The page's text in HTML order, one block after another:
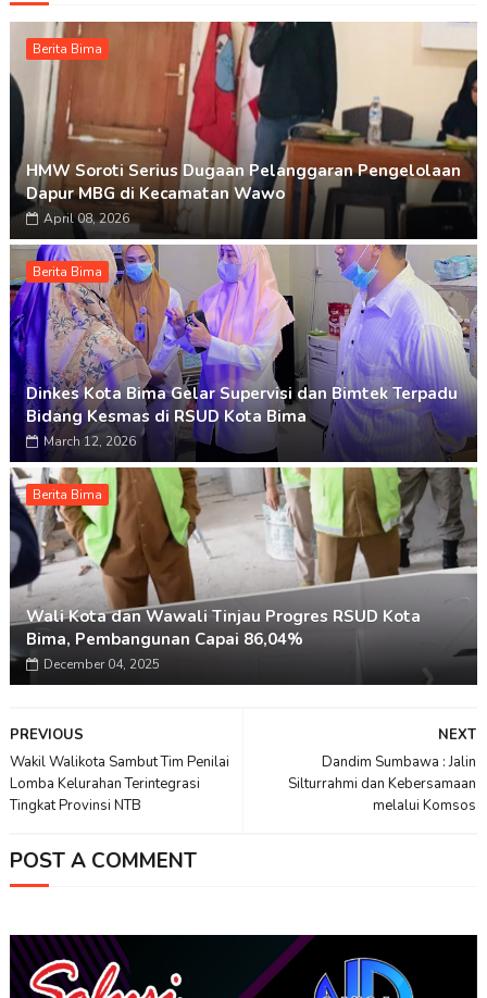
Berita Bima
HMW Soroti Serius Dugaan Pelanggaran Pengelolaan
Dapur MBG di Kecamatan Wawo
April 08, 2026
Berita Bima
Dinkes Kota Bima Gelar Supervisi dan Bimtek Terpadu
Bidang Kesmas di RSUD Kota Bima
March 12, 2026
Berita Bima
Wali Kota dan Wawali Tinjau Progres RSUD Kota
Bima, Pembangunan Capai 86,04%
December 04, 2025
NEXT
Dandim Sumbawa : Jalin
Silturrahmi dan Kebersamaan
melalui Komsos
PREVIOUS
Wakil Walikota Sambut Tim Penilai
Lomba Kelurahan Terintegrasi
Tingkat Provinsi NTB
POST A COMMENT